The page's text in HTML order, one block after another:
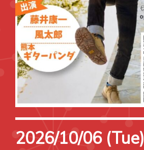
2026/10/06 (Tue)